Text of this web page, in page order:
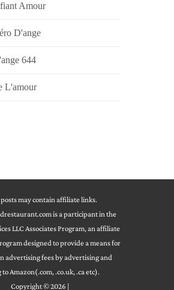
Amour
D'ange
644
L'amour
posts may contain affiliate links.
is a participant in the
LLC Associates Program, an affiliate
designed to provide a means for
advertising fees by advertising and
Amazon(.com, .co.uk, .ca etc).
Copyright © 2026 |